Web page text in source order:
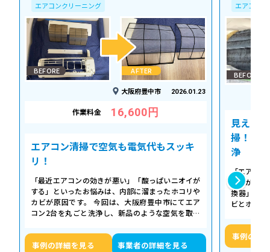
エアコンクリーニング
BEFORE AFTER
大阪府豊中市 2026.01.23
作業料金 16,600円
エアコン清掃で空気も電気代もスッキ
リ！
「最近エアコンの効きが悪い」「酸っぱいニオイが
する」といったお悩みは、内部に溜まったホコリや
カビが原因です。 今回は、大阪府豊中市にてエア
コン2台を丸ごと洗浄し、新品のような空気を取り
事例の詳細を見る 事業者の詳細を見る
エアコン
BEFORE
見えな
掃！空
浄
「エアコ
た気がす
換器」の
ビとホコ
事例の詳